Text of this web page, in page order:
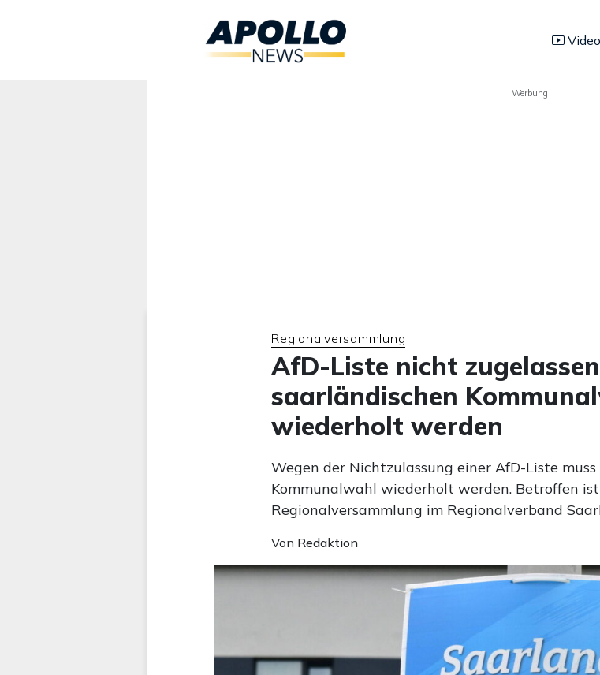
Werbung
Regionalversammlung
AfD-Liste nicht
saarländischen
wiederholt werden
Wegen der Nichtzulassung einer AfD-Liste
Kommunalwahl wiederholt werden. Betroffen
Regionalversammlung im Regionalverband
Von Redaktion